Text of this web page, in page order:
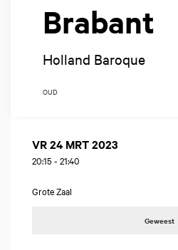
Brabant
Holland Baroque
OUD
VR 24 MRT 2023
20:15 - 21:40
Grote Zaal
Geweest